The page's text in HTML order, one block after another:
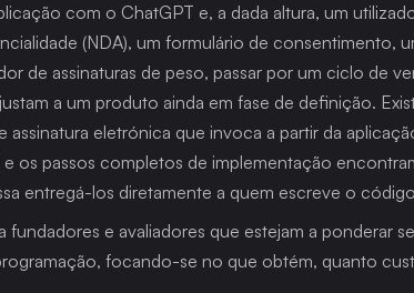
com o ChatGPT e, a dada altura, um
(NDA), um formulário de consentimento,
de assinaturas de peso, passar por um ciclo de
a um produto ainda em fase de definição.
assinatura eletrónica que invoca a partir da
os passos completos de implementação
entregá-los diretamente a quem escreve o
fundadores e avaliadores que estejam a ponderar
focando-se no que obtém, quanto